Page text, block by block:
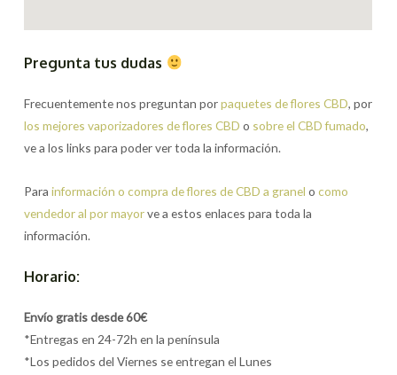
Pregunta tus dudas
Frecuentemente nos preguntan porpaquetes de flores CBD, por
los mejores vaporizadores de flores CBD o sobre el CBD fumado,
ve a los links para poder ver toda la información.
Parainformación o compra de flores de CBD a granel ocomo
vendedor al por mayorve a estos enlaces para toda la
información.
Horario:
Envío gratis desde 60€
*Entregas en 24-72h en la península
*Los pedidos del Viernes se entregan el Lunes